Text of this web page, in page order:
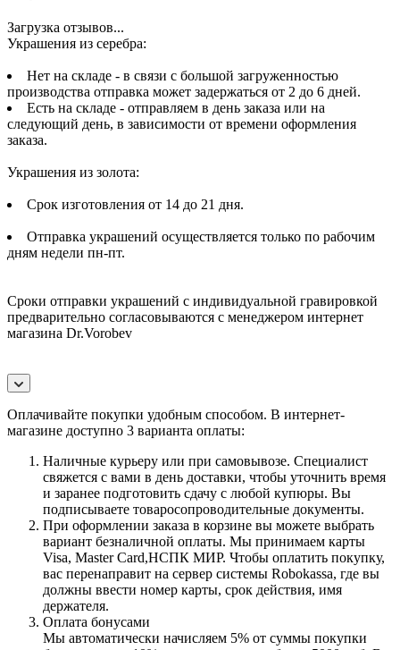
Загрузка отзывов...
Украшения из серебра:
Нет на складе - в связи с большой загруженностью
производства отправка может задержаться от 2 до 6 дней.
Есть на складе - отправляем в день заказа или на
следующий день, в зависимости от времени оформления
заказа.
Украшения из золота:
Срок изготовления от 14 до 21 дня.
Отправка украшений осуществляется только по рабочим
дням недели пн-пт.
Сроки отправки украшений с индивидуальной гравировкой
предварительно согласовываются с менеджером интернет
магазина Dr.Vorobev
Оплачивайте покупки удобным способом. В интернет-
магазине доступно 3 варианта оплаты:
Наличные курьеру или при самовывозе. Специалист
свяжется с вами в день доставки, чтобы уточнить время
и заранее подготовить сдачу с любой купюры. Вы
подписываете товаросопроводительные документы.
При оформлении заказа в корзине вы можете выбрать
вариант безналичной оплаты. Мы принимаем карты
Visa, Master Card,НСПК МИР. Чтобы оплатить покупку,
вас перенаправит на сервер системы Robokassa, где вы
должны ввести номер карты, срок действия, имя
держателя.
Оплата бонусами
Мы автоматически начисляем 5% от суммы покупки